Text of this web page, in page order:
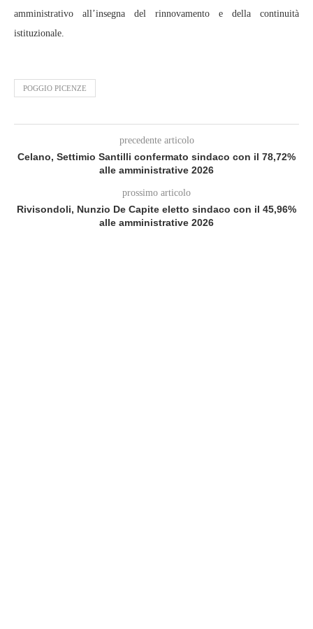
amministrativo all’insegna del rinnovamento e della continuità
istituzionale.
POGGIO PICENZE
precedente articolo
Celano, Settimio Santilli confermato sindaco con il 78,72%
alle amministrative 2026
prossimo articolo
Rivisondoli, Nunzio De Capite eletto sindaco con il 45,96%
alle amministrative 2026